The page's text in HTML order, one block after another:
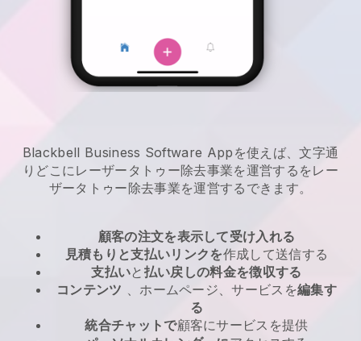
Blackbell Business Software Appを使えば、文字通
りどこにレーザータトゥー除去事業を運営する をレー
ザータトゥー除去事業を運営する できます。
顧客の注文を表示して受け入れる
見積もりと支払いリンクを作成して送信する
支払いと 払い戻しの料金を徴収する
コンテンツ 、ホームページ、サービスを編集す
る
統合チャットで顧客にサービスを提供